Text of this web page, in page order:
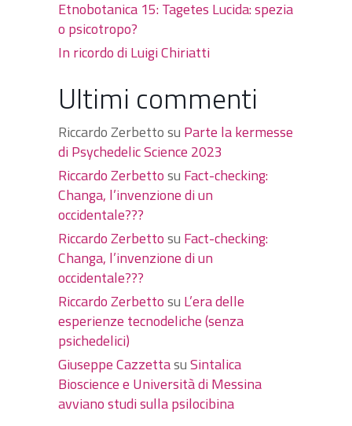
Etnobotanica 15: Tagetes Lucida: spezia
o psicotropo?
In ricordo di Luigi Chiriatti
Ultimi commenti
Riccardo Zerbettosu Parte la kermesse
di Psychedelic Science 2023
Riccardo Zerbettosu Fact-checking:
Changa, l’invenzione di un
occidentale???
Riccardo Zerbettosu Fact-checking:
Changa, l’invenzione di un
occidentale???
Riccardo Zerbettosu L’era delle
esperienze tecnodeliche (senza
psichedelici)
Giuseppe CazzettasuSintalica
Bioscience e Università di Messina
avviano studi sulla psilocibina